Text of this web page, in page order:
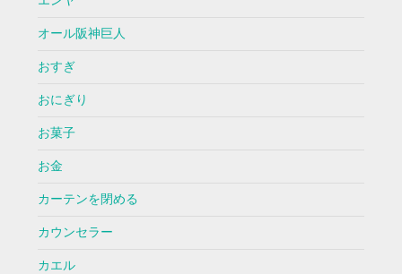
オール阪神巨人
おすぎ
おにぎり
お菓子
お金
カーテンを閉める
カウンセラー
カエル